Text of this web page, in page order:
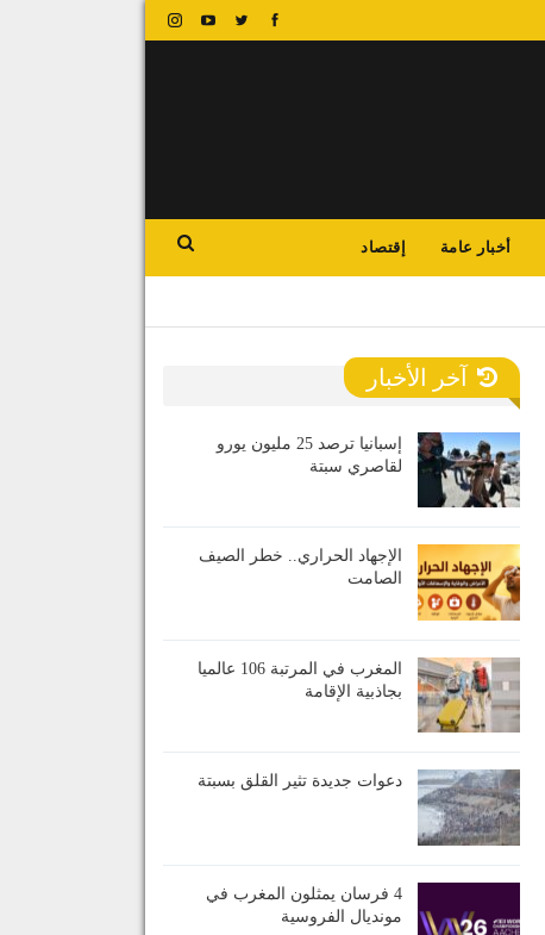
أخبار عامة إقتصاد
آخر الأخبار
إسبانيا ترصد 25 مليون يورو
لقاصري سبتة
الإجهاد الحراري.. خطر الصيف
الصامت
المغرب في المرتبة 106 عالميا
بجاذبية الإقامة
دعوات جديدة تثير القلق بسبتة
4 فرسان يمثلون المغرب في
مونديال الفروسية